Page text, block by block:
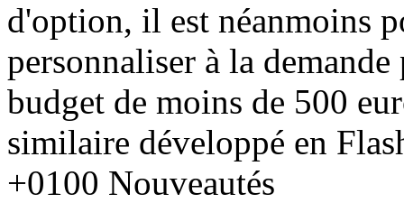
d'option, il est néanmoins
personnaliser à la
budget de moins de 500
similaire développé en
+0100 Nouveautés